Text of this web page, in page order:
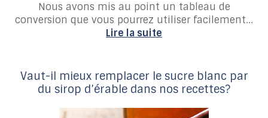
Nous avons mis au point un tableau de
conversion que vous pourrez utiliser facilement...
Lire la suite
Vaut-il mieux remplacer le sucre blanc par
du sirop d’érable dans nos recettes?